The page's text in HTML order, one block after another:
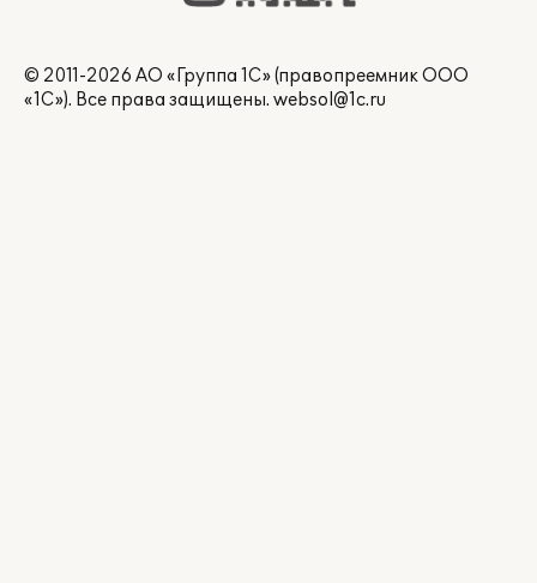
© 2011-2026 АО «Группа 1С» (правопреемник ООО
«1С»). Все права защищены. websol@1c.ru